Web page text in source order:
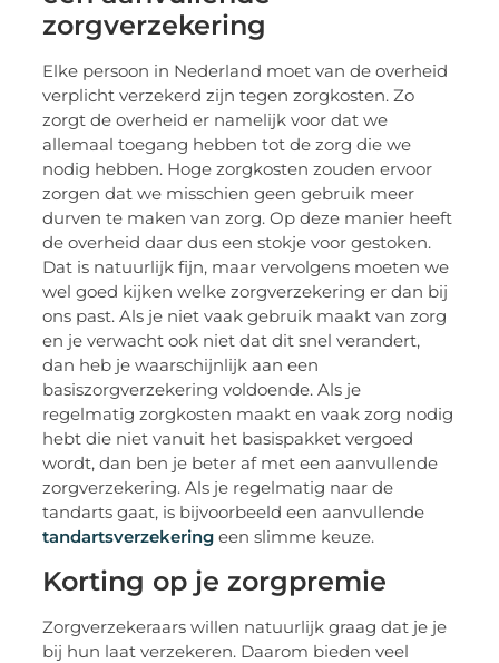
zorgverzekering
Elke persoon in Nederland moet van de overheid
verplicht verzekerd zijn tegen zorgkosten. Zo
zorgt de overheid er namelijk voor dat we
allemaal toegang hebben tot de zorg die we
nodig hebben. Hoge zorgkosten zouden ervoor
zorgen dat we misschien geen gebruik meer
durven te maken van zorg. Op deze manier heeft
de overheid daar dus een stokje voor gestoken.
Dat is natuurlijk fijn, maar vervolgens moeten we
wel goed kijken welke zorgverzekering er dan bij
ons past. Als je niet vaak gebruik maakt van zorg
en je verwacht ook niet dat dit snel verandert,
dan heb je waarschijnlijk aan een
basiszorgverzekering voldoende. Als je
regelmatig zorgkosten maakt en vaak zorg nodig
hebt die niet vanuit het basispakket vergoed
wordt, dan ben je beter af met een aanvullende
zorgverzekering. Als je regelmatig naar de
tandarts gaat, is bijvoorbeeld een aanvullende
tandartsverzekering een slimme keuze.
Korting op je zorgpremie
Zorgverzekeraars willen natuurlijk graag dat je je
bij hun laat verzekeren. Daarom bieden veel